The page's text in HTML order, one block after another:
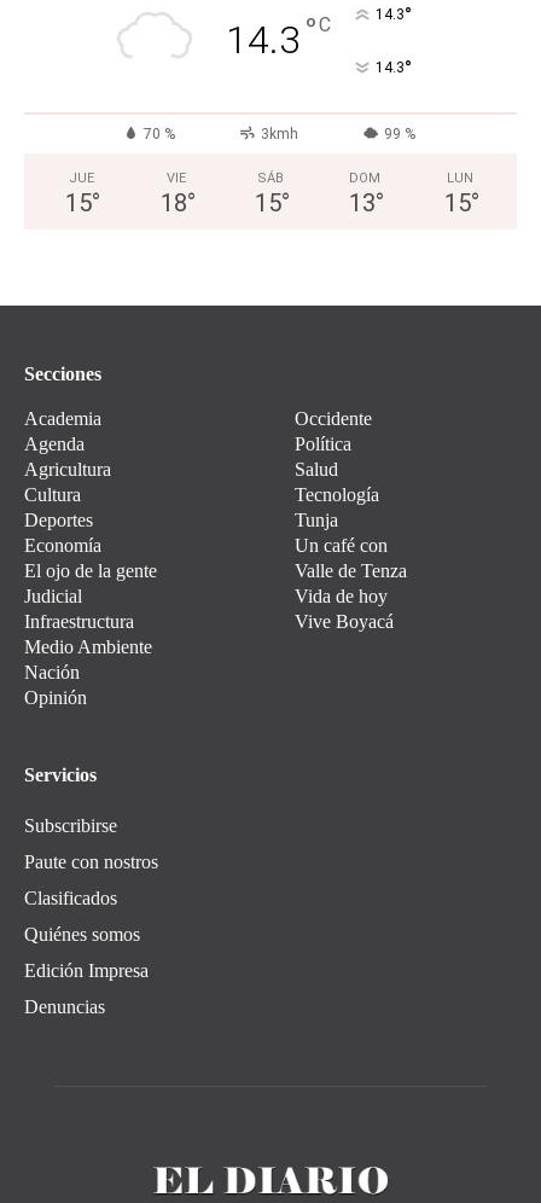
14.3 °C 14.3°
14.3°
70 % 3kmh 99 %
JUE
15°
VIE
18°
SÁB
15°
DOM
13°
LUN
15°
Secciones
Academia
Agenda
Agricultura
Cultura
Deportes
Economía
El ojo de la gente
Judicial
Infraestructura
Medio Ambiente
Nación
Opinión
Occidente
Política
Salud
Tecnología
Tunja
Un café con
Valle de Tenza
Vida de hoy
Vive Boyacá
Servicios
Subscribirse
Paute con nostros
Clasificados
Quiénes somos
Edición Impresa
Denuncias